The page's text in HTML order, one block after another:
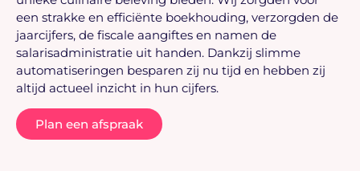
een strakke en efficiënte boekhouding, verzorgden de
jaarcijfers, de fiscale aangiftes en namen de
salarisadministratie uit handen. Dankzij slimme
automatiseringen besparen zij nu tijd en hebben zij
altijd actueel inzicht in hun cijfers.
Plan een afspraak